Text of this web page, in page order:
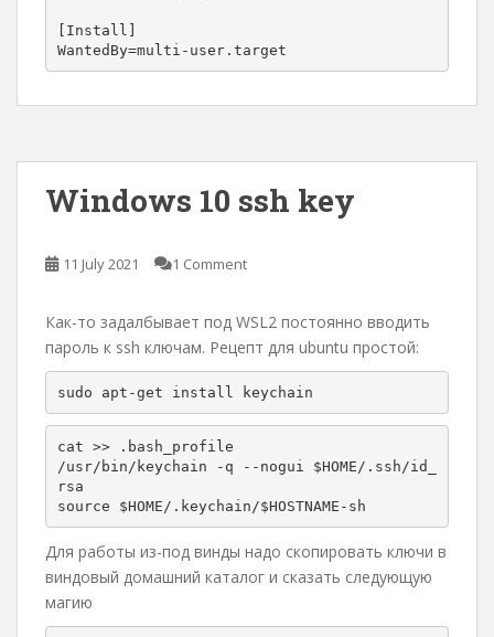
[Install]
WantedBy=multi-user.target
Windows 10 ssh key
11 July 2021 1 Comment
Как-то задалбывает под WSL2 постоянно вводить
пароль к ssh ключам. Рецепт для ubuntu простой:
sudo apt-get install keychain
cat >> .bash_profile
/usr/bin/keychain -q --nogui $HOME/.ssh/id_
rsa
source $HOME/.keychain/$HOSTNAME-sh
Для работы из-под винды надо скопировать ключи в
виндовый домашний каталог и сказать следующую
магию